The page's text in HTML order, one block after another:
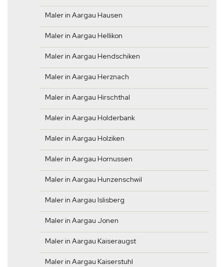
Maler in Aargau Hausen
Maler in Aargau Hellikon
Maler in Aargau Hendschiken
Maler in Aargau Herznach
Maler in Aargau Hirschthal
Maler in Aargau Holderbank
Maler in Aargau Holziken
Maler in Aargau Hornussen
Maler in Aargau Hunzenschwil
Maler in Aargau Islisberg
Maler in Aargau Jonen
Maler in Aargau Kaiseraugst
Maler in Aargau Kaiserstuhl